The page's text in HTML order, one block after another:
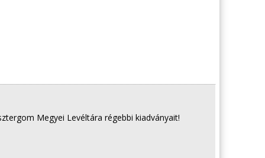
Megyei Levéltára régebbi kiadványait!